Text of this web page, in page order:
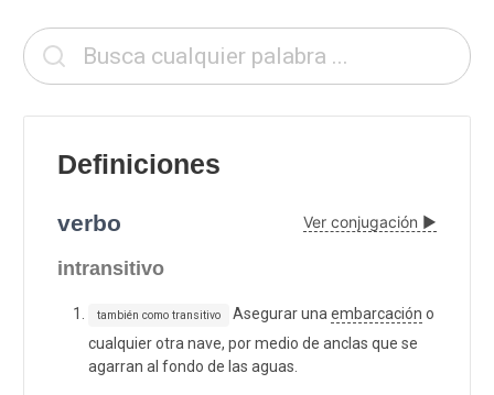
Definiciones
verbo Ver conjugación ▶
intransitivo
también como transitivo Asegurar una embarcación o
cualquier otra nave, por medio de anclas que se
agarran al fondo de las aguas.